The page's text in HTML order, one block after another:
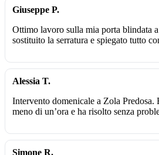
Giuseppe P.
Ottimo lavoro sulla mia porta blindata
sostituito la serratura e spiegato tutto
Alessia T.
Intervento domenicale a Zola Predosa.
meno di un’ora e ha risolto senza
Simone R.